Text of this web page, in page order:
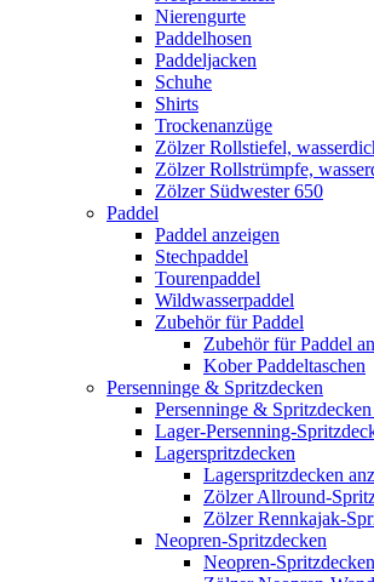
Nierengurte
Paddelhosen
Paddeljacken
Schuhe
Shirts
Trockenanzüge
Zölzer Rollstiefel,
Zölzer Rollstrümpfe,
Zölzer Südwester 650
Paddel
Paddel anzeigen
Stechpaddel
Tourenpaddel
Wildwasserpaddel
Zubehör für Paddel
Zubehör für Paddel
Kober Paddeltaschen
Persenninge & Spritzdecken
Persenninge &
Lager-Persenning-
Lagerspritzdecken
Lagerspritzdecken
Zölzer Allround-
Zölzer Rennkajak-
Neopren-Spritzdecken
Neopren-